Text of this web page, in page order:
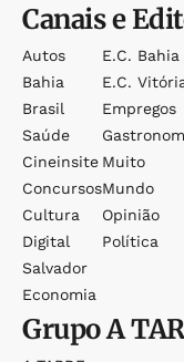
Canais e
Autos
Bahia
Brasil
Saúde
Cineinsite
Concursos
Cultura
Digital
Salvador
Economia
E.c. Bahia
E.c.
Empregos
Muito
Mundo
Opinião
Política
GrupoA